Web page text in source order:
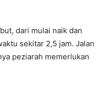
dari mulai naik dan
sekitar 2,5 jam. Jalan
peziarah memerlukan